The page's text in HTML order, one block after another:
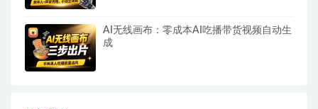
AI无线画布：零成本AI吃播带货视频自动生
成